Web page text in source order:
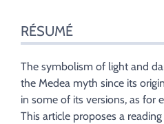
Index
Texte
Bibliographie
Notes
Citer cet article
Auteur
RÉSUMÉ
The symbolism of light and
the Medea myth since its
in some of its versions, as for
This article proposes a